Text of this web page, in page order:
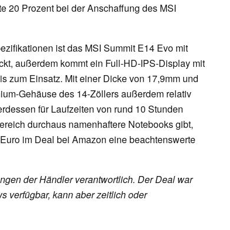
20 Prozent bei der Anschaffung des MSI
ist das MSI Summit E14 Evo mit
außerdem kommt ein Full-HD-IPS-Display mit
zum Einsatz. Mit einer Dicke von 17,9mm und
Gehäuse des 14-Zöllers außerdem relativ
für Laufzeiten von rund 10 Stunden
durchaus namenhaftere Notebooks gibt,
im Deal bei Amazon eine beachtenswerte
der Händler verantwortlich. Der Deal war
verfügbar, kann aber zeitlich oder